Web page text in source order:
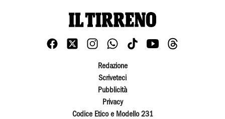
Redazione
Scriveteci
Pubblicità
Privacy
Codice Etico e Modello 231